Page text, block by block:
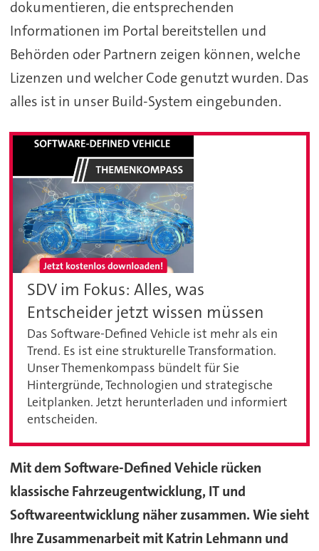
dokumentieren, die entsprechenden
Informationen im Portal bereitstellen und
Behörden oder Partnern zeigen können, welche
Lizenzen und welcher Code genutzt wurden. Das
alles ist in unser Build-System eingebunden.
SDV im Fokus: Alles, was
Entscheider jetzt wissen müssen
Das Software-Defined Vehicle ist mehr als ein
Trend. Es ist eine strukturelle Transformation.
Unser Themenkompass bündelt für Sie
Hintergründe, Technologien und strategische
Leitplanken. Jetzt herunterladen und informiert
entscheiden.
Mit dem Software-Defined Vehicle rücken
klassische Fahrzeugentwicklung, IT und
Softwareentwicklung näher zusammen. Wie sieht
Ihre Zusammenarbeit mit Katrin Lehmann und